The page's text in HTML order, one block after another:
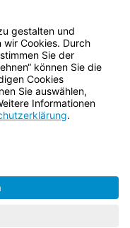
zur Beratung ein
Ausstattung, zur